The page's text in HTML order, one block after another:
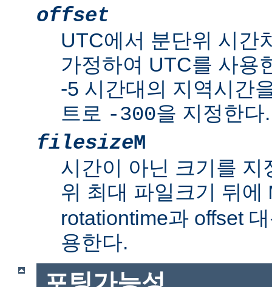
offset
UTC에서 분단위 시간
가정하여 UTC를 사용
-5 시간대의 지역시간
트로 -300을 지정한다.
filesizeM
시간이 아닌 크기를
위 최대 파일크기 뒤에
rotationtime과 offset
용한다.